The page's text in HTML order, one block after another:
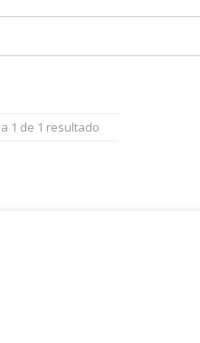
1 de 1 resultado